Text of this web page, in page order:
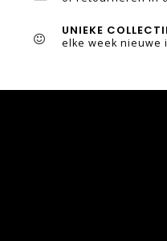
UNIEKE
elke week nieuwe